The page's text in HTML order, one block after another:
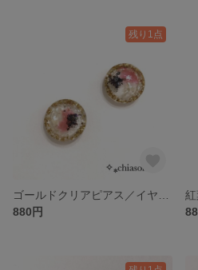
残り1点
880円